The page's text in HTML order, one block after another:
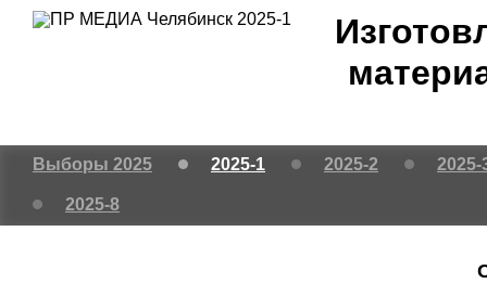
Выборы 2025 2025-1 2025-2 2025-
2025-8